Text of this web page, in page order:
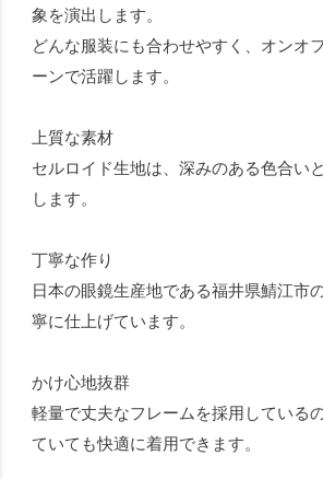
象を演出します。
どんな服装にも合わせやすく、オンオ
ーンで活躍します。
上質な素材
セルロイド生地は、深みのある色合い
します。
丁寧な作り
日本の眼鏡生産地である福井県鯖江市
寧に仕上げています。
かけ心地抜群
軽量で丈夫なフレームを採用している
ていても快適に着用できます。